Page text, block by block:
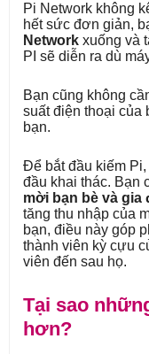
Pi Network không
hết sức đơn giản,
Network xuống và
PI sẽ diễn ra dù
Bạn cũng không
suất điện thoại của
bạn.
Để bắt đầu kiếm
đầu khai thác. Bạn
mời bạn bè và gia
tăng thu nhập của
bạn, điều này góp
thành viên kỳ cựu
viên đến sau họ.
Tại sao
hơn?